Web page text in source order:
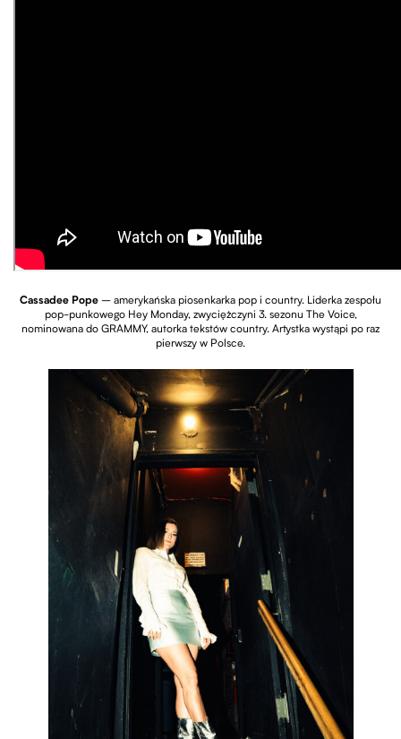
Cassadee Pope – amerykańska piosenkarka pop i country. Liderka zespołu
pop-punkowego Hey Monday, zwyciężczyni 3. sezonu The Voice,
nominowana do GRAMMY, autorka tekstów country. Artystka wystąpi po raz
pierwszy w Polsce.